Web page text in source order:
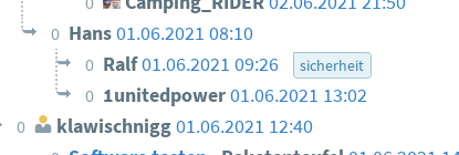
0 Hans01.06.2021 08:10
0 Ralf01.06.2021 09:26 sicherheit
0 1unitedpower01.06.2021 13:02
0 klawischnigg01.06.2021 12:40